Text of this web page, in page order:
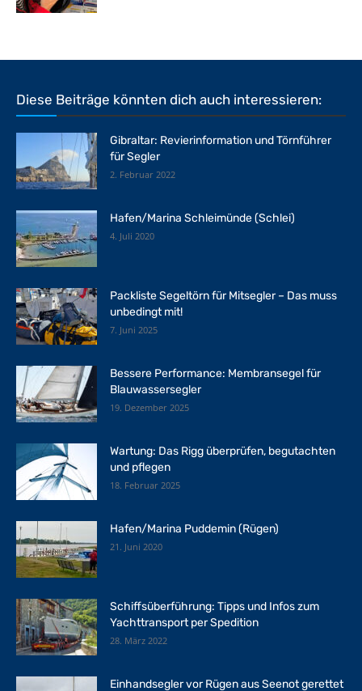
Diese Beiträge könnten dich auch interessieren:
Gibraltar: Revierinformation und Törnführer
für Segler
2. Februar 2022
Hafen/Marina Schleimünde (Schlei)
4. Juli 2020
Packliste Segeltörn für Mitsegler – Das muss
unbedingt mit!
7. Juni 2025
Bessere Performance: Membransegel für
Blauwassersegler
19. Dezember 2025
Wartung: Das Rigg überprüfen, begutachten
und pflegen
18. Februar 2025
Hafen/Marina Puddemin (Rügen)
21. Juni 2020
Schiffsüberführung: Tipps und Infos zum
Yachttransport per Spedition
28. März 2022
Einhandsegler vor Rügen aus Seenot gerettet